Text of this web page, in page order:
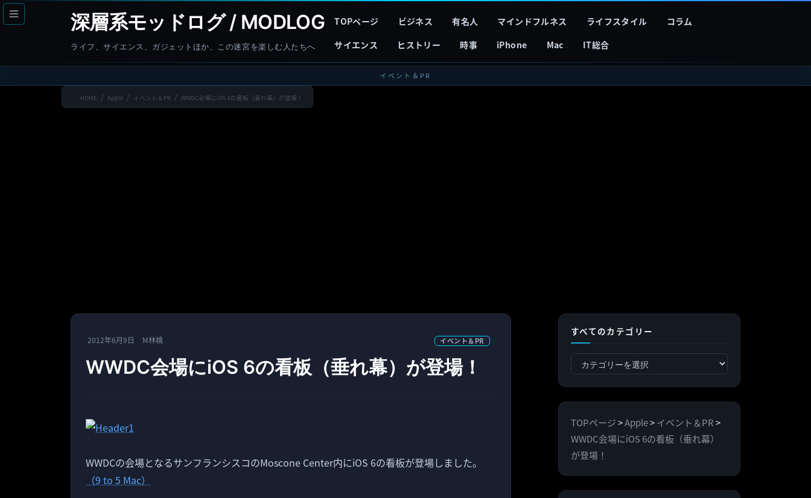
コ
ン
へ
ナ
ビ
ョ
深層系モッドログ / MODLOG
ライフ、サイエンス、ガジェットほか、この迷宮を楽しむ人たちへ
TOPページ ビジネス 有名人 マインドフルネス ライフスタイル
コラム
サイエンス
ヒストリー 時事 iPhone Mac IT総合
イベント＆PR
HOME Apple イベント＆PR WWDC会場にiOS 6の看板（垂れ幕）が登場！
2012年6月9日 M林檎 イベント＆PR
WWDC会場にiOS 6の看板（垂れ幕）が登場！
WWDCの会場となるサンフランシスコのMoscone Center内にiOS 6の看板が登場しました。
（9 to 5 Mac）
すべてのカテゴリー
べ
カ
テ
ゴ
リ
ー
TOPページ>Apple>イベント＆PR>
WWDC会場にiOS 6の看板（垂れ幕）
が登場！